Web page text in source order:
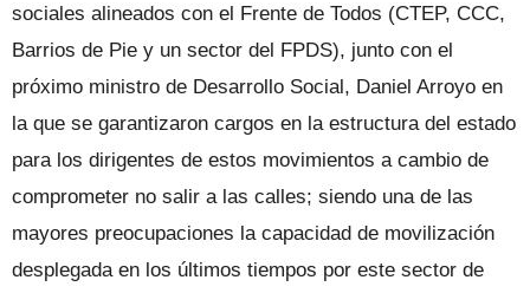
sociales alineados con el Frente de Todos (CTEP, CCC,
Barrios de Pie y un sector del FPDS), junto con el
próximo ministro de Desarrollo Social, Daniel Arroyo en
la que se garantizaron cargos en la estructura del estado
para los dirigentes de estos movimientos a cambio de
comprometer no salir a las calles; siendo una de las
mayores preocupaciones la capacidad de movilización
desplegada en los últimos tiempos por este sector de